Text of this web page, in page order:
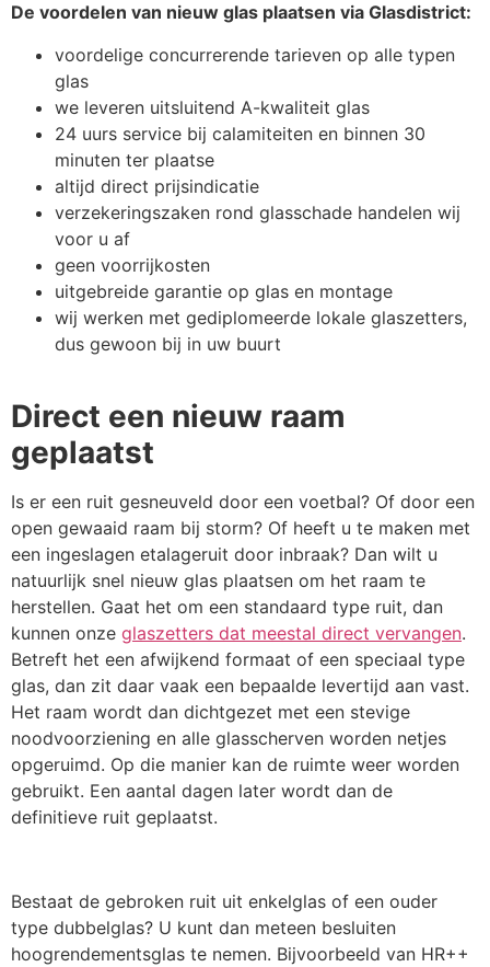
De voordelen van nieuw glas plaatsen via Glasdistrict:
voordelige concurrerende tarieven op alle typen
glas
we leveren uitsluitend A-kwaliteit glas
24 uurs service bij calamiteiten en binnen 30
minuten ter plaatse
altijd direct prijsindicatie
verzekeringszaken rond glasschade handelen wij
voor u af
geen voorrijkosten
uitgebreide garantie op glas en montage
wij werken met gediplomeerde lokale glaszetters,
dus gewoon bij in uw buurt
Direct een nieuw raam
geplaatst
Is er een ruit gesneuveld door een voetbal? Of door een
open gewaaid raam bij storm? Of heeft u te maken met
een ingeslagen etalageruit door inbraak? Dan wilt u
natuurlijk snel nieuw glas plaatsen om het raam te
herstellen. Gaat het om een standaard type ruit, dan
kunnen onze glaszetters dat meestal direct vervangen.
Betreft het een afwijkend formaat of een speciaal type
glas, dan zit daar vaak een bepaalde levertijd aan vast.
Het raam wordt dan dichtgezet met een stevige
noodvoorziening en alle glasscherven worden netjes
opgeruimd. Op die manier kan de ruimte weer worden
gebruikt. Een aantal dagen later wordt dan de
definitieve ruit geplaatst.
Bestaat de gebroken ruit uit enkelglas of een ouder
type dubbelglas? U kunt dan meteen besluiten
hoogrendementsglas te nemen. Bijvoorbeeld van HR++